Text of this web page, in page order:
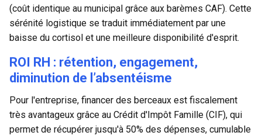
(coût identique au municipal grâce aux barèmes CAF). Cette
sérénité logistique se traduit immédiatement par une
baisse du cortisol et une meilleure disponibilité d'esprit.
ROI RH : rétention, engagement,
diminution de l’absentéisme
Pour l'entreprise, financer des berceaux est fiscalement
très avantageux grâce au Crédit d'Impôt Famille (CIF), qui
permet de récupérer jusqu'à 50% des dépenses, cumulable